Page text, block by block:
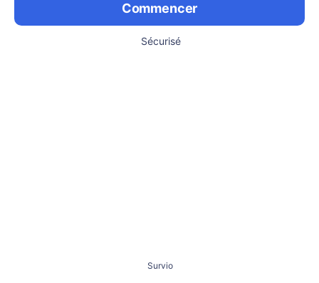
Commencer
Sécurisé
Survio